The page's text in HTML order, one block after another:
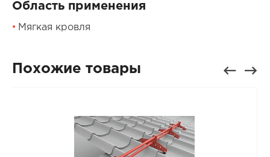
Область применения
Мягкая кровля
Похожие товары